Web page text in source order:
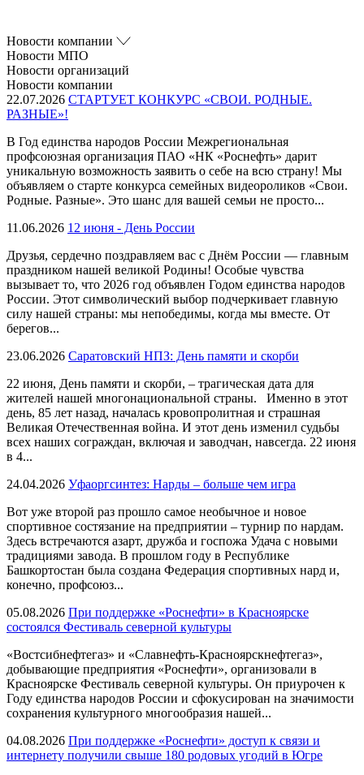
Новости компании
Новости МПО
Новости организаций
Новости компании
22.07.2026 СТАРТУЕТ КОНКУРС «СВОИ. РОДНЫЕ.
РАЗНЫЕ»!
В Год единства народов России Межрегиональная
профсоюзная организация ПАО «НК «Роснефть» дарит
уникальную возможность заявить о себе на всю страну! Мы
объявляем о старте конкурса семейных видеороликов «Свои.
Родные. Разные». Это шанс для вашей семьи не просто...
11.06.2026 12 июня - День России
Друзья, сердечно поздравляем вас с Днём России — главным
праздником нашей великой Родины! Особые чувства
вызывает то, что 2026 год объявлен Годом единства народов
России. Этот символический выбор подчеркивает главную
силу нашей страны: мы непобедимы, когда мы вместе. От
берегов...
23.06.2026 Саратовский НПЗ: День памяти и скорби
22 июня, День памяти и скорби, – трагическая дата для
жителей нашей многонациональной страны. Именно в этот
день, 85 лет назад, началась кровопролитная и страшная
Великая Отечественная война. И этот день изменил судьбы
всех наших сограждан, включая и заводчан, навсегда. 22 июня
в 4...
24.04.2026 Уфаоргсинтез: Нарды – больше чем игра
Вот уже второй раз прошло самое необычное и новое
спортивное состязание на предприятии – турнир по нардам.
Здесь встречаются азарт, дружба и госпожа Удача с новыми
традициями завода. В прошлом году в Республике
Башкортостан была создана Федерация спортивных нард и,
конечно, профсоюз...
05.08.2026 При поддержке «Роснефти» в Красноярске
состоялся Фестиваль северной культуры
«Востсибнефтегаз» и «Славнефть-Красноярскнефтегаз»,
добывающие предприятия «Роснефти», организовали в
Красноярске Фестиваль северной культуры. Он приурочен к
Году единства народов России и сфокусирован на значимости
сохранения культурного многообразия нашей...
04.08.2026 При поддержке «Роснефти» доступ к связи и
интернету получили свыше 180 родовых угодий в Югре